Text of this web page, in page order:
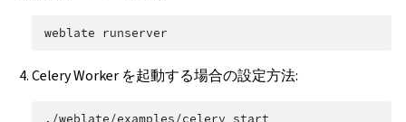
weblate
Celery Worker を起動する場合の設定方法:
./weblate/examples/celery